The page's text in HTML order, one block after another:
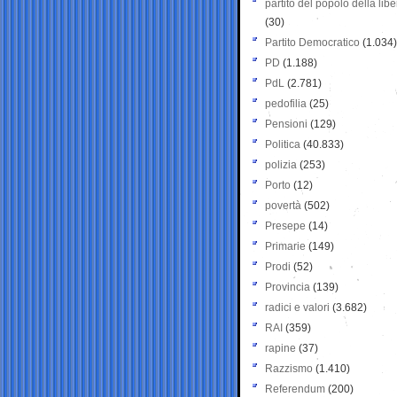
partito del popolo della
(30)
Partito Democratico (1.034)
PD (1.188)
PdL (2.781)
pedofilia (25)
Pensioni (129)
Politica (40.833)
polizia (253)
Porto (12)
povertà (502)
Presepe (14)
Primarie (149)
Prodi (52)
Provincia (139)
radici e valori (3.682)
RAI (359)
rapine (37)
Razzismo (1.410)
Referendum (200)